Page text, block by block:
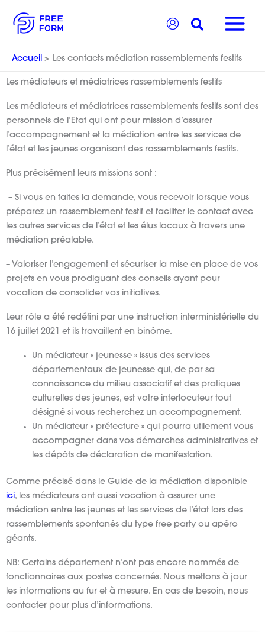
contenu
Accueil Les contacts médiation rassemblements festifs
Les médiateurs et médiatrices rassemblements festifs
Les médiateurs et médiatrices rassemblements festifs sont des
personnels de l’Etat qui ont pour mission d’assurer
l’accompagnement et la médiation entre les services de
l’état et les jeunes organisant des rassemblements festifs.
Plus précisément leurs missions sont :
– Si vous en faites la demande, vous recevoir lorsque vous
préparez un rassemblement festif et faciliter le contact avec
les autres services de l’état et les élus locaux à travers une
médiation préalable.
– Valoriser l’engagement et sécuriser la mise en place de vos
projets en vous prodiguant des conseils ayant pour
vocation de consolider vos initiatives.
Leur rôle a été redéfini par une instruction interministérielle du
16 juillet 2021 et ils travaillent en binôme.
Un médiateur « jeunesse » issus des services
départementaux de jeunesse qui, de par sa
connaissance du milieu associatif et des pratiques
culturelles des jeunes, est votre interlocuteur tout
désigné si vous recherchez un accompagnement.
Un médiateur « préfecture » qui pourra utilement vous
accompagner dans vos démarches administratives et
les dépôts de déclaration de manifestation.
Comme précisé dans le Guide de la médiation disponible
ici, les médiateurs ont aussi vocation à assurer une
médiation entre les jeunes et les services de l’état lors des
rassemblements spontanés du type free party ou apéro
géants.
NB: Certains département n’ont pas encore nommés de
fonctionnaires aux postes concernés. Nous mettons à jour
les informations au fur et à mesure. En cas de besoin, nous
contacter pour plus d’informations.